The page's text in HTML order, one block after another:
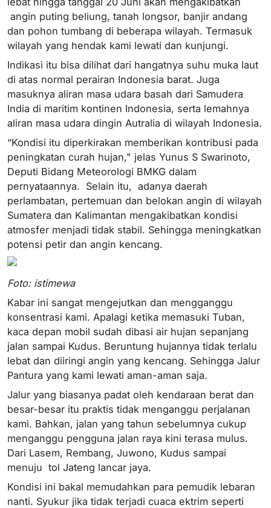
angin puting beliung, tanah longsor, banjir andang
dan pohon tumbang di beberapa wilayah. Termasuk
wilayah yang hendak kami lewati dan kunjungi.
Indikasi itu bisa dilihat dari hangatnya suhu muka laut
di atas normal perairan Indonesia barat. Juga
masuknya aliran masa udara basah dari Samudera
India di maritim kontinen Indonesia, serta lemahnya
aliran masa udara dingin Autralia di wilayah Indonesia.
“Kondisi itu diperkirakan memberikan kontribusi pada
peningkatan curah hujan," jelas Yunus S Swarinoto,
Deputi Bidang Meteorologi BMKG dalam
pernyataannya. Selain itu, adanya daerah
perlambatan, pertemuan dan belokan angin di wilayah
Sumatera dan Kalimantan mengakibatkan kondisi
atmosfer menjadi tidak stabil. Sehingga meningkatkan
potensi petir dan angin kencang.
Foto: istimewa
Kabar ini sangat mengejutkan dan mengganggu
konsentrasi kami. Apalagi ketika memasuki Tuban,
kaca depan mobil sudah dibasi air hujan sepanjang
jalan sampai Kudus. Beruntung hujannya tidak terlalu
lebat dan diiringi angin yang kencang. Sehingga Jalur
Pantura yang kami lewati aman-aman saja.
Jalur yang biasanya padat oleh kendaraan berat dan
besar-besar itu praktis tidak menganggu perjalanan
kami. Bahkan, jalan yang tahun sebelumnya cukup
menganggu pengguna jalan raya kini terasa mulus.
Dari Lasem, Rembang, Juwono, Kudus sampai
menuju tol Jateng lancar jaya.
Kondisi ini bakal memudahkan para pemudik lebaran
nanti. Syukur jika tidak terjadi cuaca ektrim seperti